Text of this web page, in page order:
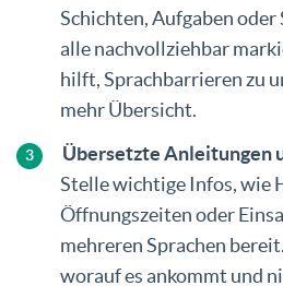
Schichten, Aufgaben
alle nachvollziehbar
hilft, Sprachbarrieren zu
mehr Übersicht.
Übersetzte Anleitungen
Stelle wichtige Infos, wie
Öffnungszeiten oder
mehreren Sprachen
worauf es ankommt und